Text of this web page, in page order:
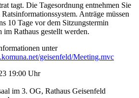
tagt. Die Tagesordnung entnehmen Sie
Anträge müssen
10 Tage vor dem Sitzungstermin
im Rathaus gestellt werden.
unter
geisenfeld/Meeting.mvc
19:00 Uhr
im 3. OG, Rathaus Geisenfeld